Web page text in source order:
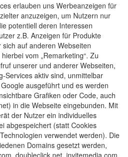
erlauben uns Werbeanzeigen für
anzuzeigen, um Nutzern nur
potentiell deren Interessen
z.B. Anzeigen für Produkte
auf anderen Webseiten
vom „Remarketing“. Zu
unserer und anderer Webseiten,
Services aktiv sind, unmittelbar
ausgeführt und es werden
Grafiken oder Code, auch
in die Webseite eingebunden. Mit
der Nutzer ein individuelles
abgespeichert (statt Cookies
verwendet werden). Die
Domains gesetzt werden,
doubleclick.net, invitemedia.com,